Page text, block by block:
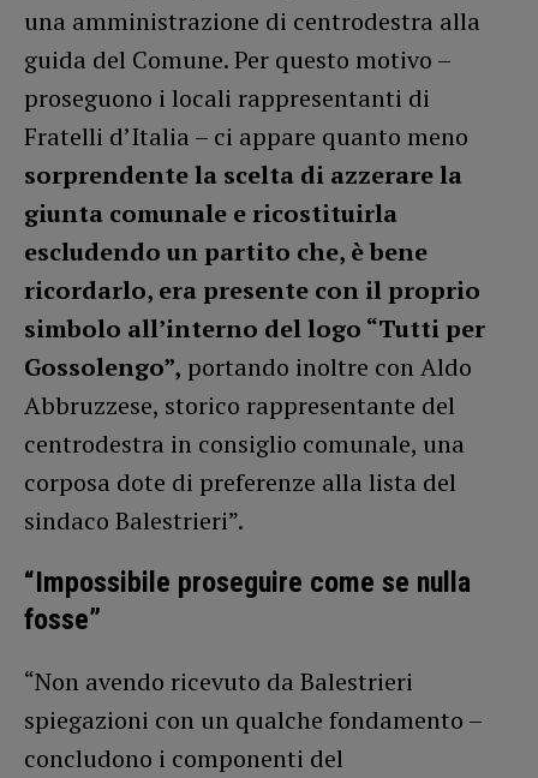
una amministrazione di centrodestra alla
guida del Comune. Per questo motivo –
proseguono i locali rappresentanti di
Fratelli d’Italia – ci appare quanto meno
sorprendente la scelta di azzerare la
giunta comunale e ricostituirla
escludendo un partito che, è bene
ricordarlo, era presente con il proprio
simbolo all’interno del logo “Tutti per
Gossolengo”, portando inoltre con Aldo
Abbruzzese, storico rappresentante del
centrodestra in consiglio comunale, una
corposa dote di preferenze alla lista del
sindaco Balestrieri”.
“Impossibile proseguire come se nulla
fosse”
“Non avendo ricevuto da Balestrieri
spiegazioni con un qualche fondamento –
concludono i componenti del